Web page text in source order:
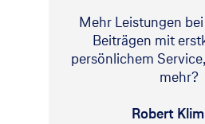
Mehr Leistungen
Beiträgen mit
persönlichem
mehr?
Robert